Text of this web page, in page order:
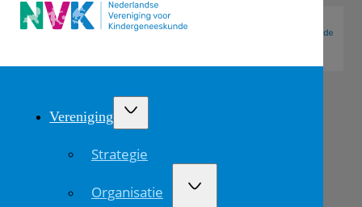
Vereniging
Strategie
Organisatie